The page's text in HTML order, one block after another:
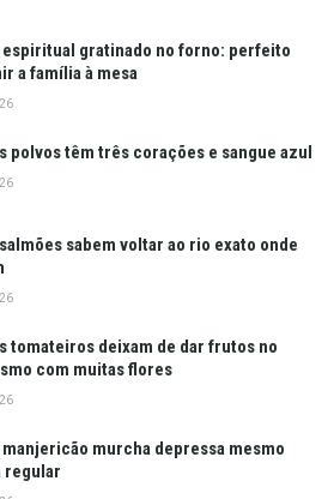
espiritual gratinado no forno: perfeito
a família à mesa
polvos têm três corações e sangue azul
sabem voltar ao rio exato onde
tomateiros deixam de dar frutos no
com muitas flores
murcha depressa mesmo
regular